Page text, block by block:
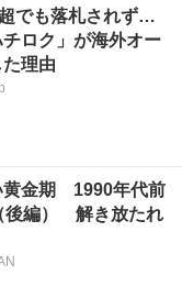
でも落札されず…
ロク」が海外オー
理由
黄金期 1990年代前
編） 解き放たれ